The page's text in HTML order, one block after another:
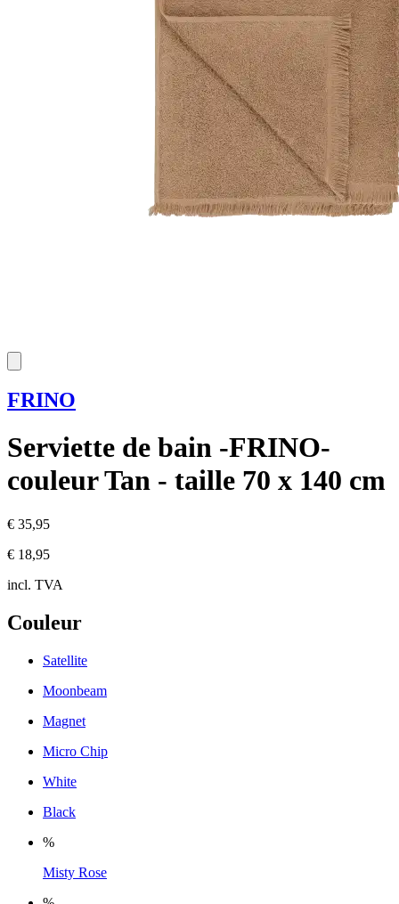
FRINO
Serviette de bain -FRINO-
couleur Tan - taille 70 x 140 cm
€ 35,95
€ 18,95
incl. TVA
Couleur
Satellite
Moonbeam
Magnet
Micro Chip
White
Black
%
Misty Rose